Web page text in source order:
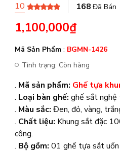
10 168 Đã Bán
1,100,000₫
Mã Sản Phẩm : BGMN-1426
Tình trạng: Còn hàng
. Mã sản phẩm: Ghế tựa
. Loại bàn ghế: ghế sắt nghệ
. Màu sắc: Đen, đỏ, vàng,
. Chất liệu: Khung sắt đặc
công.
. Bộ gồm:01 ghế tựa sắt